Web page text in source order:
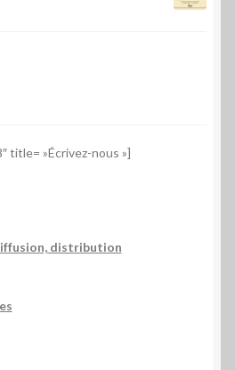
title= »Écrivez-nous »]
distribution